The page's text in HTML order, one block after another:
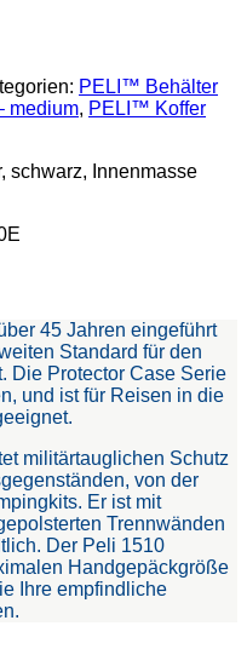
PELI™ Behälter
medium, PELI™ Koffer
schwarz, Innenmasse
45 Jahren eingeführt
Standard für den
Die Protector Case Serie
und ist für Reisen in die
militärtauglichen Schutz
von der
Er ist mit
Trennwänden
Der Peli 1510
Handgepäckgröße
Ihre empfindliche